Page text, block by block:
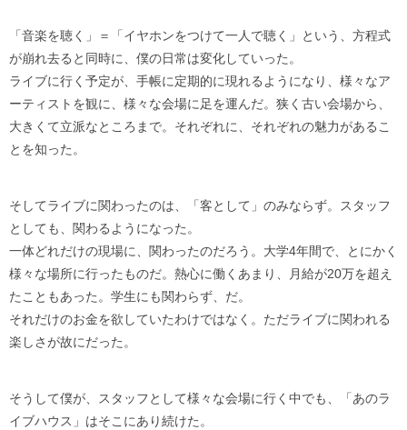
「音楽を聴く」＝「イヤホンをつけて一人で聴く」という、方程式
が崩れ去ると同時に、僕の日常は変化していった。
ライブに行く予定が、手帳に定期的に現れるようになり、様々なア
ーティストを観に、様々な会場に足を運んだ。狭く古い会場から、
大きくて立派なところまで。それぞれに、それぞれの魅力があるこ
とを知った。
そしてライブに関わったのは、「客として」のみならず。スタッフ
としても、関わるようになった。
一体どれだけの現場に、関わったのだろう。大学4年間で、とにかく
様々な場所に行ったものだ。熱心に働くあまり、月給が20万を超え
たこともあった。学生にも関わらず、だ。
それだけのお金を欲していたわけではなく。ただライブに関われる
楽しさが故にだった。
そうして僕が、スタッフとして様々な会場に行く中でも、「あのラ
イブハウス」はそこにあり続けた。